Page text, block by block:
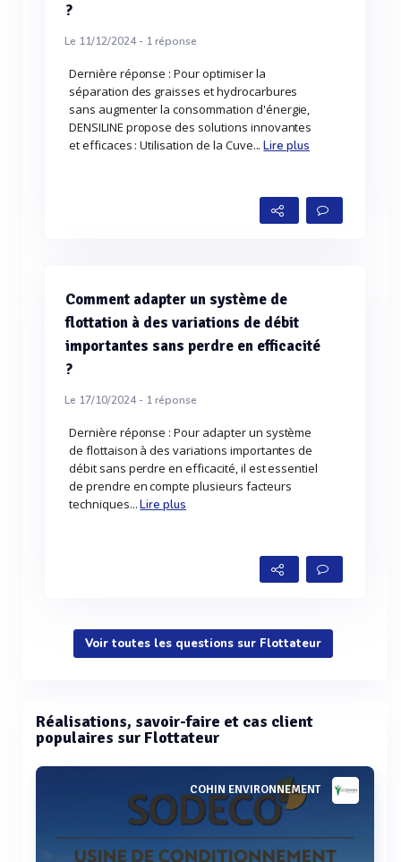
?
Le 11/12/2024 - 1réponse
Dernière réponse : Pour optimiser la
séparation des graisses et hydrocarbures
sans augmenter la consommation d'énergie,
DENSILINE propose des solutions innovantes
et efficaces : Utilisation de la Cuve...Lire plus
Comment adapter un système de
flottation à des variations de débit
importantes sans perdre en efficacité
?
Le 17/10/2024 - 1réponse
Dernière réponse : Pour adapter un système
de flottaison à des variations importantes de
débit sans perdre en efficacité, il est essentiel
de prendre en compte plusieurs facteurs
techniques...Lire plus
Voir toutes les questions sur Flottateur
Réalisations, savoir-faire et cas client
populaires sur Flottateur
COHIN ENVIRONNEMENT